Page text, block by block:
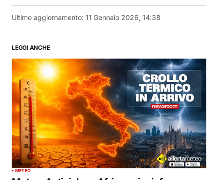
Ultimo aggiornamento: 11 Gennaio 2026, 14:38
LEGGI ANCHE
METEO